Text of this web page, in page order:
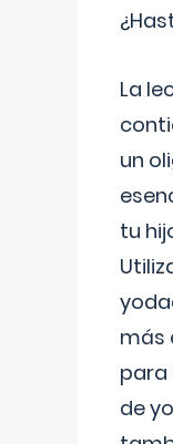
La
un
tu
más
para
de